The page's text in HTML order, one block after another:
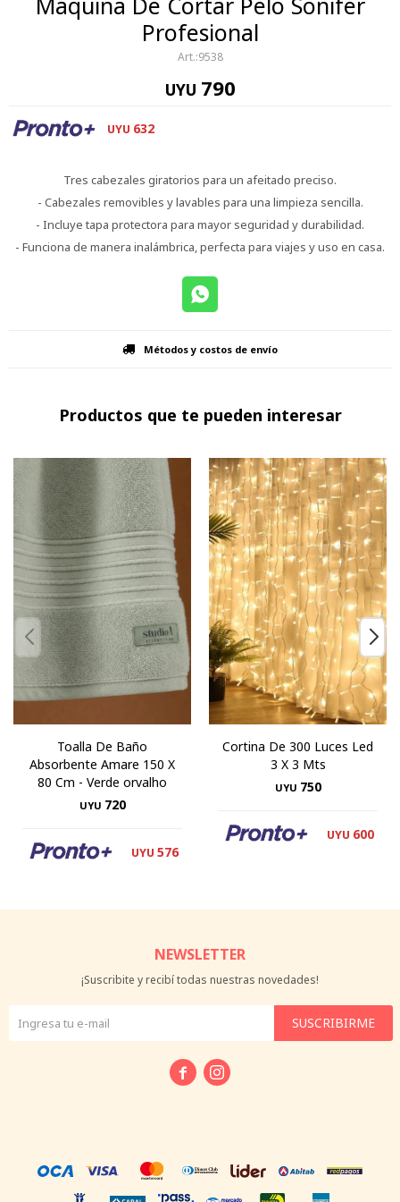
Profesional
9538
UYU 790
UYU 632
Tres cabezales giratorios para un afeitado preciso.
- Cabezales removibles y lavables para una limpieza sencilla.
- Incluye tapa protectora para mayor seguridad y durabilidad.
- Funciona de manera inalámbrica, perfecta para viajes y uso en casa.
Métodos y costos de envío
Productos que te pueden interesar
Toalla De Baño
Absorbente Amare 150 X
80 Cm - Verde orvalho
UYU 720
UYU 576
Cortina De 300 Luces Led
3 X 3 Mts
UYU 750
UYU 600
NEWSLETTER
¡Suscribite y recibí todas nuestras novedades!
SUSCRIBIRME
 